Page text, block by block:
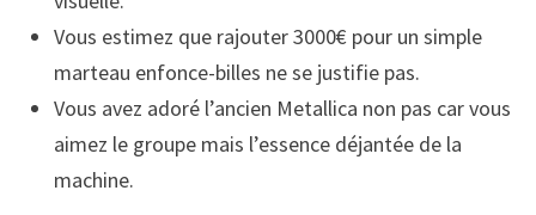
Vous estimez que rajouter 3000€ pour un simple
marteau enfonce-billes ne se justifie pas.
Vous avez adoré l’ancien Metallica non pas car vous
aimez le groupe mais l’essence déjantée de la
machine.